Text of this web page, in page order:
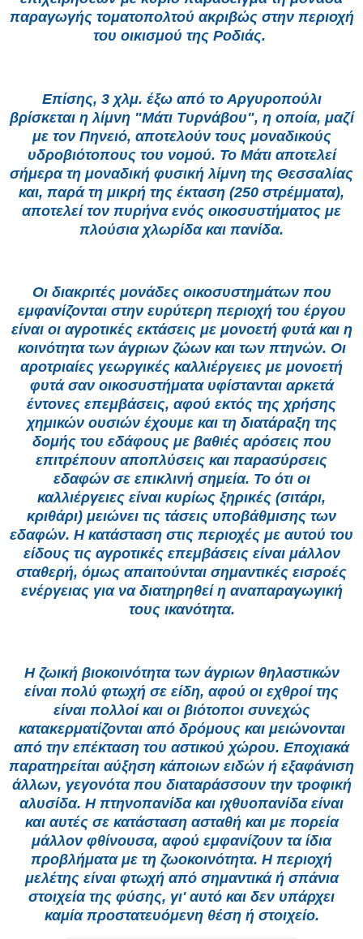
παραγωγής τοματοπολτού ακριβώς στην περιοχή
του οικισμού της Ροδιάς.
Επίσης, 3 χλμ. έξω από το Αργυροπούλι
βρίσκεται η λίμνη "Μάτι Τυρνάβου", η οποία, μαζί
με τον Πηνειό, αποτελούν τους μοναδικούς
υδροβιότοπους του νομού. Το Μάτι αποτελεί
σήμερα τη μοναδική φυσική λίμνη της Θεσσαλίας
και, παρά τη μικρή της έκταση (250 στρέμματα),
αποτελεί τον πυρήνα ενός οικοσυστήματος με
πλούσια χλωρίδα και πανίδα.
Οι διακριτές μονάδες οικοσυστημάτων που
εμφανίζονται στην ευρύτερη περιοχή του έργου
είναι οι αγροτικές εκτάσεις με μονοετή φυτά και η
κοινότητα των άγριων ζώων και των πτηνών. Οι
αροτριαίες γεωργικές καλλιέργειες με μονοετή
φυτά σαν οικοσυστήματα υφίστανται αρκετά
έντονες επεμβάσεις, αφού εκτός της χρήσης
χημικών ουσιών έχουμε και τη διατάραξη της
δομής του εδάφους με βαθιές αρόσεις που
επιτρέπουν αποπλύσεις και παρασύρσεις
εδαφών σε επικλινή σημεία. Το ότι οι
καλλιέργειες είναι κυρίως ξηρικές (σιτάρι,
κριθάρι) μειώνει τις τάσεις υποβάθμισης των
εδαφών. Η κατάσταση στις περιοχές με αυτού του
είδους τις αγροτικές επεμβάσεις είναι μάλλον
σταθερή, όμως απαιτούνται σημαντικές εισροές
ενέργειας για να διατηρηθεί η αναπαραγωγική
τους ικανότητα.
Η ζωική βιοκοινότητα των άγριων θηλαστικών
είναι πολύ φτωχή σε είδη, αφού οι εχθροί της
είναι πολλοί και οι βιότοποι συνεχώς
κατακερματίζονται από δρόμους και μειώνονται
από την επέκταση του αστικού χώρου. Εποχιακά
παρατηρείται αύξηση κάποιων ειδών ή εξαφάνιση
άλλων, γεγονότα που διαταράσσουν την τροφική
αλυσίδα. Η πτηνοπανίδα και ιχθυοπανίδα είναι
και αυτές σε κατάσταση ασταθή και με πορεία
μάλλον φθίνουσα, αφού εμφανίζουν τα ίδια
προβλήματα με τη ζωοκοινότητα. Η περιοχή
μελέτης είναι φτωχή από σημαντικά ή σπάνια
στοιχεία της φύσης, γι' αυτό και δεν υπάρχει
καμία προστατευόμενη θέση ή στοιχείο.